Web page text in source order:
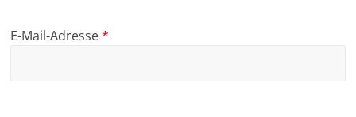
E-Mail-Adresse*